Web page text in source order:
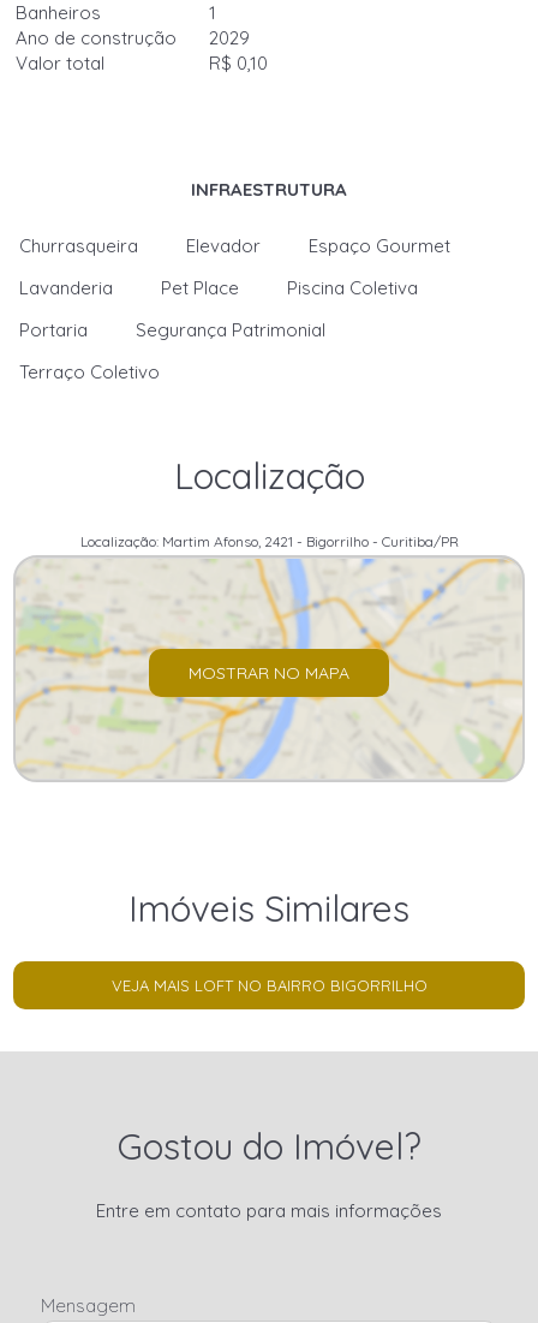
Banheiros
1
Ano de construção
2029
Valor total
R$ 0,10
INFRAESTRUTURA
Churrasqueira Elevador
Espaço Gourmet
Lavanderia
Pet Place
Piscina Coletiva
Portaria
Segurança Patrimonial
Terraço Coletivo
Localização
Localização: Martim Afonso, 2421 - Bigorrilho - Curitiba/PR
MOSTRAR NO MAPA
Imóveis Similares
VEJA MAIS LOFT NO BAIRRO BIGORRILHO
Gostou do Imóvel?
Entre em contato para mais informações
Mensagem